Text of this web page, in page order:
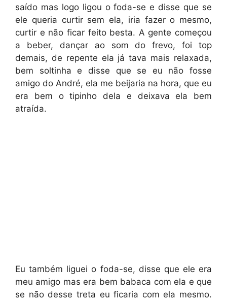
saído mas logo ligou o foda-se e disse que se
ele queria curtir sem ela, iria fazer o mesmo,
curtir e não ficar feito besta. A gente começou
a beber, dançar ao som do frevo, foi top
demais, de repente ela já tava mais relaxada,
bem soltinha e disse que se eu não fosse
amigo do André, ela me beijaria na hora, que eu
era bem o tipinho dela e deixava ela bem
atraída.
Eu também liguei o foda-se, disse que ele era
meu amigo mas era bem babaca com ela e que
se não desse treta eu ficaria com ela mesmo.